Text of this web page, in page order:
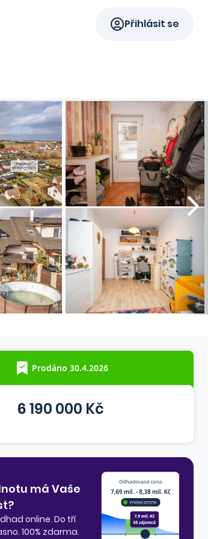
Přihlásit se
Prodáno 30.4.2026
6 190 000 Kč
má Vaše
online. Do tří
100% zdarma.